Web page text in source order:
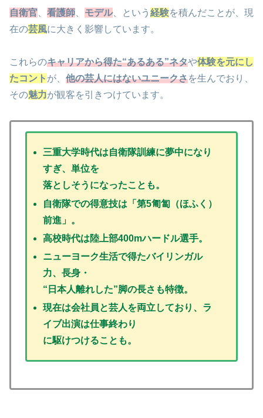
自衛官 看護師 モデル、という 経験を積んだことが、現
在の芸風に大きく影響しています。
これらのキャリアから得た“あるある”ネタや体験を元にし
たコント が、 他の芸人にはないユニークさを生んでおり、
その魅力が観客を引きつけています。
三重大学時代は自衛隊訓練に夢中になり
すぎ、単位を
落としそうになったことも。
自衛隊での得意技は「第5匍匐（ほふく）
前進」。
高校時代は陸上部400mハードル選手。
ニューヨーク生活で得たバイリンガル
力、長身・
“日本人離れした”脚の長さも特徴。
現在は会社員と芸人を両立しており、ラ
イブ出演は仕事終わり
に駆けつけることも。